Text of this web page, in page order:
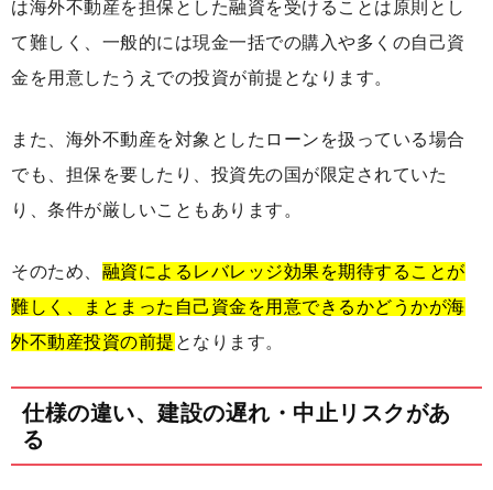
は海外不動産を担保とした融資を受けることは原則とし
て難しく、一般的には現金一括での購入や多くの自己資
金を用意したうえでの投資が前提となります。
また、海外不動産を対象としたローンを扱っている場合
でも、担保を要したり、投資先の国が限定されていた
り、条件が厳しいこともあります。
そのため、 融資によるレバレッジ効果を期待することが
難しく、まとまった自己資金を用意できるかどうかが海
外不動産投資の前提 となります。
仕様の違い、建設の遅れ・中止リスクがあ
る